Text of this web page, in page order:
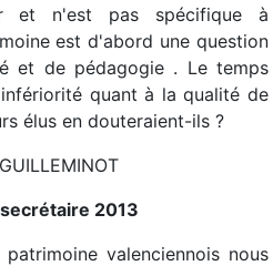
et n'est pas spécifique à
est d'abord une question
et de pédagogie . Le temps
quant à la qualité de
élus en douteraient-ils ?
2013
valenciennois nous